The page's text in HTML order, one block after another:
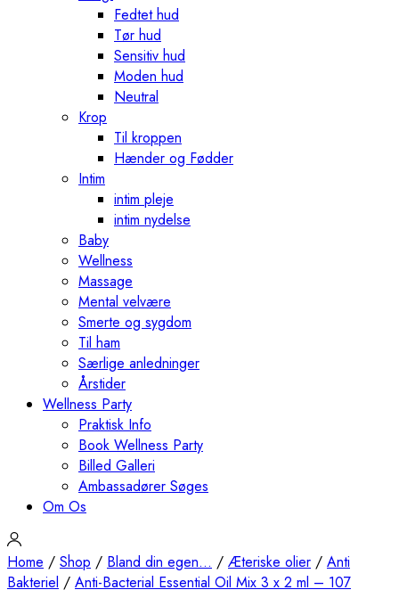
Fedtet hud
Tør hud
Sensitiv hud
Moden hud
Neutral
Krop
Til kroppen
Hænder og Fødder
Intim
intim pleje
intim nydelse
Baby
Wellness
Massage
Mental velvære
Smerte og sygdom
Til ham
Særlige anledninger
Årstider
Wellness Party
Praktisk Info
Book Wellness Party
Billed Galleri
Ambassadører Søges
Om Os
Home / Shop / Bland din egen... / Æteriske olier / Anti
Bakteriel / Anti-Bacterial Essential Oil Mix 3 x 2 ml – 107